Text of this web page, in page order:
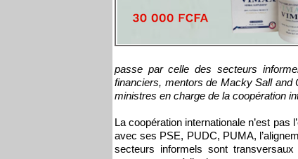
passe par celle des secteurs
financiers, mentors de Macky Sall and
ministres en charge de la coopération
La coopération internationale n’est
avec ses PSE, PUDC, PUMA,
secteurs informels sont